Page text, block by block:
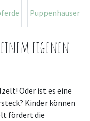
Puppenhauser
eigenen
Oder ist es eine
Kinder können
fördert die